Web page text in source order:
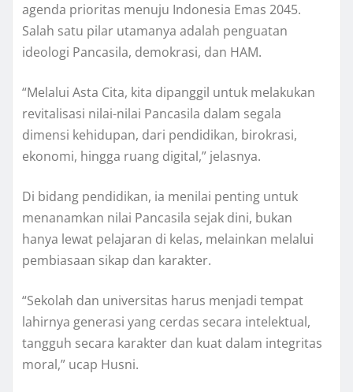
agenda prioritas menuju Indonesia Emas 2045.
Salah satu pilar utamanya adalah penguatan
ideologi Pancasila, demokrasi, dan HAM.
“Melalui Asta Cita, kita dipanggil untuk melakukan
revitalisasi nilai-nilai Pancasila dalam segala
dimensi kehidupan, dari pendidikan, birokrasi,
ekonomi, hingga ruang digital,” jelasnya.
Di bidang pendidikan, ia menilai penting untuk
menanamkan nilai Pancasila sejak dini, bukan
hanya lewat pelajaran di kelas, melainkan melalui
pembiasaan sikap dan karakter.
“Sekolah dan universitas harus menjadi tempat
lahirnya generasi yang cerdas secara intelektual,
tangguh secara karakter dan kuat dalam integritas
moral,” ucap Husni.